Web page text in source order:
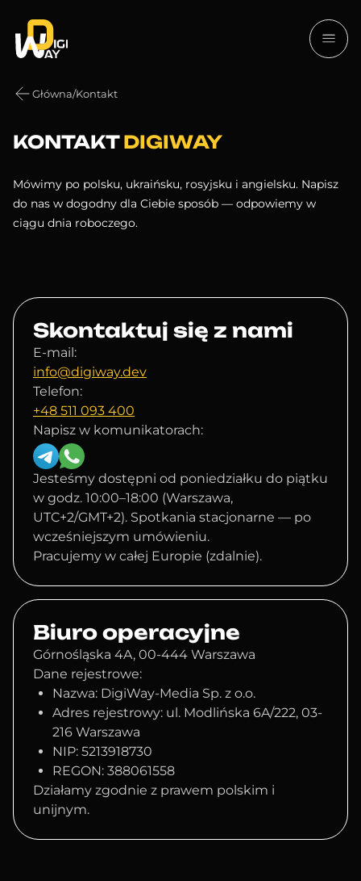
Główna/Kontakt
KONTAKTDIGIWAY
Mówimy po polsku, ukraińsku, rosyjsku i angielsku. Napisz
do nas w dogodny dla Ciebie sposób — odpowiemy w
ciągu dnia roboczego.
Skontaktuj się z nami
E-mail:
info@digiway.dev
Telefon:
+48 511 093 400
Napisz w komunikatorach:
Jesteśmy dostępni od poniedziałku do piątku
w godz. 10:00–18:00 (Warszawa,
UTC+2/GMT+2). Spotkania stacjonarne — po
wcześniejszym umówieniu.
Pracujemy w całej Europie (zdalnie).
Biuro operacyjne
Górnośląska 4A, 00-444 Warszawa
Dane rejestrowe:
Nazwa: DigiWay-Media Sp. z o.o.
Adres rejestrowy: ul. Modlińska 6A/222, 03-
216 Warszawa
NIP: 5213918730
REGON: 388061558
Działamy zgodnie z prawem polskim i
unijnym.